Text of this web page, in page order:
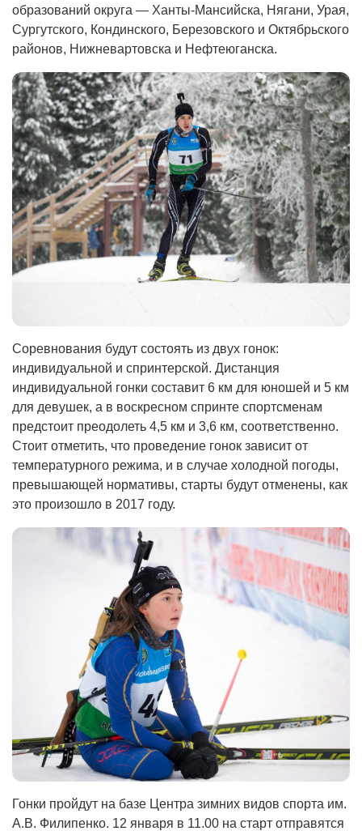
образований округа — Ханты-Мансийска, Нягани, Урая,
Сургутского, Кондинского, Березовского и Октябрьского
районов, Нижневартовска и Нефтеюганска.
Соревнования будут состоять из двух гонок:
индивидуальной и спринтерской. Дистанция
индивидуальной гонки составит 6 км для юношей и 5 км
для девушек, а в воскресном спринте спортсменам
предстоит преодолеть 4,5 км и 3,6 км, соответственно.
Стоит отметить, что проведение гонок зависит от
температурного режима, и в случае холодной погоды,
превышающей нормативы, старты будут отменены, как
это произошло в 2017 году.
Гонки пройдут на базе Центра зимних видов спорта им.
А.В. Филипенко. 12 января в 11.00 на старт отправятся